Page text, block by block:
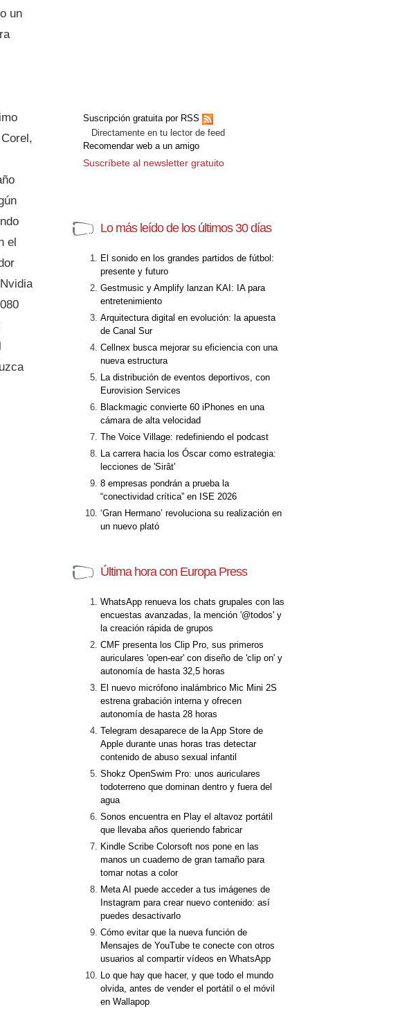
un
el
Suscripción gratuita por RSS
Directamente en tu lector de feed
Recomendar web a un amigo
Suscríbete al newsletter gratuito
Lo más leído de los últimos 30 días
El sonido en los grandes partidos de fútbol:
presente y futuro
Gestmusic y Amplify lanzan KAI: IA para
entretenimiento
Arquitectura digital en evolución: la apuesta
de Canal Sur
Cellnex busca mejorar su eficiencia con una
nueva estructura
La distribución de eventos deportivos, con
Eurovision Services
Blackmagic convierte 60 iPhones en una
cámara de alta velocidad
The Voice Village: redefiniendo el podcast
La carrera hacia los Óscar como estrategia:
lecciones de 'Sirât'
8 empresas pondrán a prueba la
“conectividad crítica” en ISE 2026
‘Gran Hermano’ revoluciona su realización en
un nuevo plató
Última hora con Europa Press
WhatsApp renueva los chats grupales con las
encuestas avanzadas, la mención '@todos' y
la creación rápida de grupos
CMF presenta los Clip Pro, sus primeros
auriculares 'open-ear' con diseño de 'clip on' y
autonomía de hasta 32,5 horas
El nuevo micrófono inalámbrico Mic Mini 2S
estrena grabación interna y ofrecen
autonomía de hasta 28 horas
Telegram desaparece de la App Store de
Apple durante unas horas tras detectar
contenido de abuso sexual infantil
Shokz OpenSwim Pro: unos auriculares
todoterreno que dominan dentro y fuera del
agua
Sonos encuentra en Play el altavoz portátil
que llevaba años queriendo fabricar
Kindle Scribe Colorsoft nos pone en las
manos un cuaderno de gran tamaño para
tomar notas a color
Meta AI puede acceder a tus imágenes de
Instagram para crear nuevo contenido: así
puedes desactivarlo
Cómo evitar que la nueva función de
Mensajes de YouTube te conecte con otros
usuarios al compartir vídeos en WhatsApp
Lo que hay que hacer, y que todo el mundo
olvida, antes de vender el portátil o el móvil
en Wallapop